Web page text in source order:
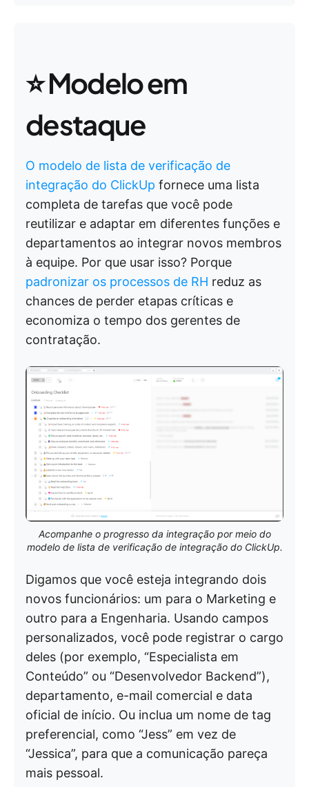
⭐ Modelo em
destaque
O modelo de lista de verificação de
integração do ClickUp fornece uma lista
completa de tarefas que você pode
reutilizar e adaptar em diferentes funções e
departamentos ao integrar novos membros
à equipe. Por que usar isso? Porque
padronizar os processos de RH reduz as
chances de perder etapas críticas e
economiza o tempo dos gerentes de
contratação.
Acompanhe o progresso da integração por meio do
modelo de lista de verificação de integração do ClickUp.
Digamos que você esteja integrando dois
novos funcionários: um para o Marketing e
outro para a Engenharia. Usando campos
personalizados, você pode registrar o cargo
deles (por exemplo, “Especialista em
Conteúdo” ou “Desenvolvedor Backend”),
departamento, e-mail comercial e data
oficial de início. Ou inclua um nome de tag
preferencial, como “Jess” em vez de
“Jessica”, para que a comunicação pareça
mais pessoal.